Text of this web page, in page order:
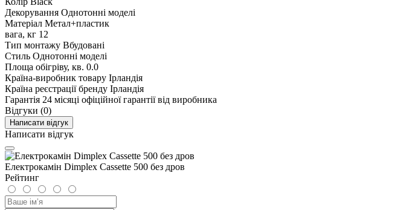
Декорування Однотонні моделі
Матеріал Метал+пластик
вага, кг 12
Тип монтажу Вбудовані
Стиль Однотонні моделі
Площа обігріву, кв. 0.0
Країна-виробник товару Ірландія
Країна реєстрації бренду Ірландія
Гарантія 24 місяці офіційної гарантії від виробника
Відгуки (0)
Написати відгук
Написати відгук
Електрокамін Dimplex Cassette 500 без дров
Рейтинг